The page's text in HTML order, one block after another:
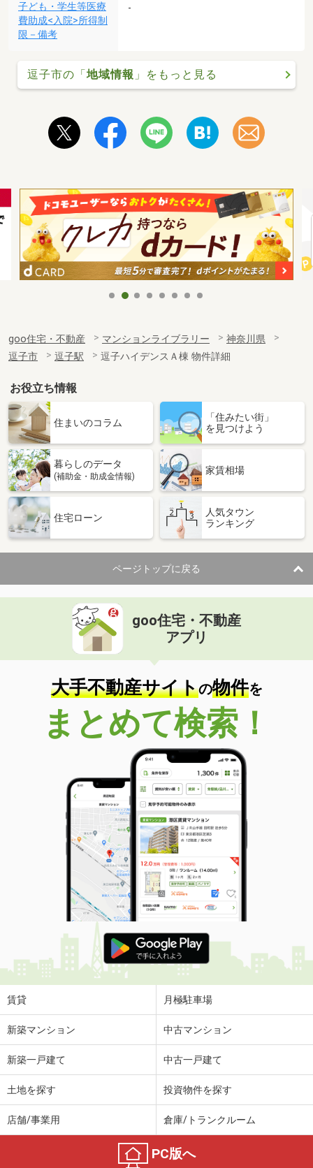
子ども・学生等医療
費助成<入院>所得制
限－備考
-
逗子市の「地域情報 」をもっと見る
goo住宅・不動産 マンションライブラリー
神奈川県
逗子市
逗子駅 逗子ハイデンスＡ棟 物件詳細
お役立ち情報
住まいのコラム
「住みたい街」
を見つけよう
暮らしのデータ
(補助金・助成金情報)
家賃相場
住宅ローン
人気タウン
ランキング
ページトップに戻る
goo住宅・不動産
アプリ
大手不動産サイトの物件を
まとめて検索！
賃貸 月極駐車場
新築マンション 中古マンション
新築一戸建て 中古一戸建て
土地を探す 投資物件を探す
店舗/事業用 倉庫/トランクルーム
PC版へ